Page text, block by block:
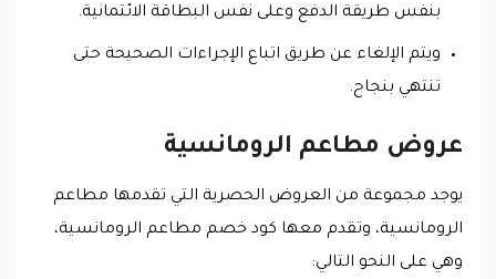
بنفس طريقة الدفع وعلى نفس البطاقة الائتمانية.
ويتم الإلغاء عن طريق اتباع الإجراءات الصحيحة حتى
تنتهي بنجاح.
عروض مطاعم الرومانسية
يوجد مجموعة من العروض الحصرية التي تقدمها مطاعم
الرومانسية، وتقدم معها كود خصم مطاعم الرومانسية،
وهي على النحو التالي: